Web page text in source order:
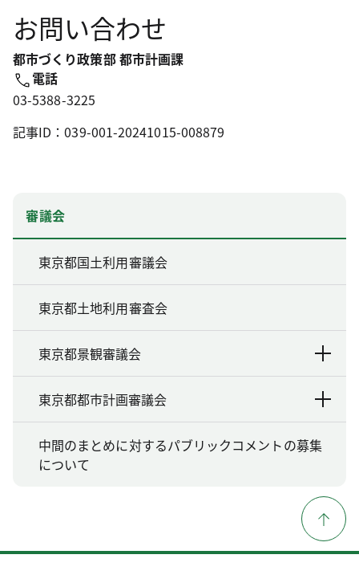
お問い合わせ
都市づくり政策部 都市計画課
電話
03-5388-3225
記事ID：039-001-20241015-008879
審議会
東京都国土利用審議会
東京都土地利用審査会
東京都景観審議会
東京都都市計画審議会
中間のまとめに対するパブリックコメントの募集
について